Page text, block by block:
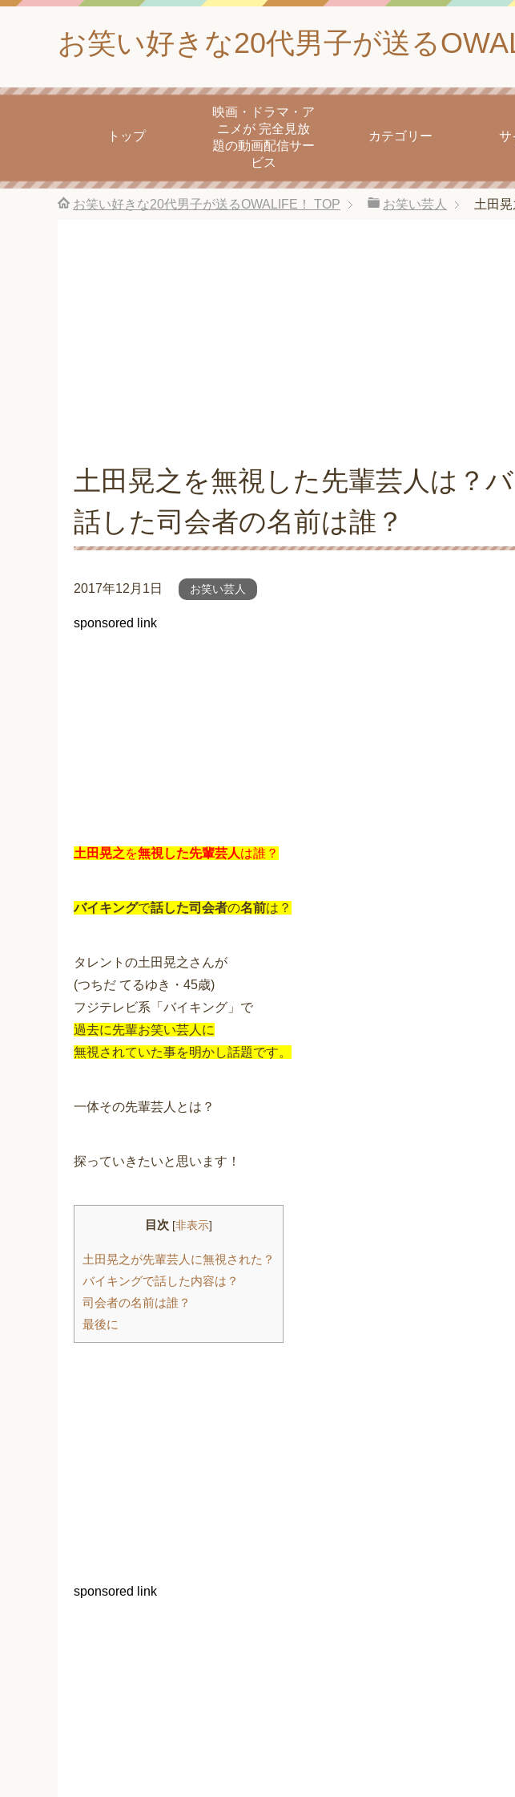
お笑い好きな20代男子が送る
トップ
映画・ドラマ・ア
ニメが 完全見放
題の動画配信サー
ビス
カテゴリー サ
お笑い好きな20代男子が送るOWALIFE！ TOP お笑い芸人 土田
土田晃之を無視した先輩芸人は？
話した司会者の名前は誰？
2017年12月1日 お笑い芸人
sponsored link
土田晃之を無視した先輩芸人は誰？
バイキングで話した司会者の名前は？
タレントの土田晃之さんが
(つちだ てるゆき・45歳)
フジテレビ系「バイキング」で
過去に先輩お笑い芸人に
無視されていた事を明かし話題です。
一体その先輩芸人とは？
探っていきたいと思います！
目次 [非表示]
土田晃之が先輩芸人に無視された？
バイキングで話した内容は？
司会者の名前は誰？
最後に
sponsored link